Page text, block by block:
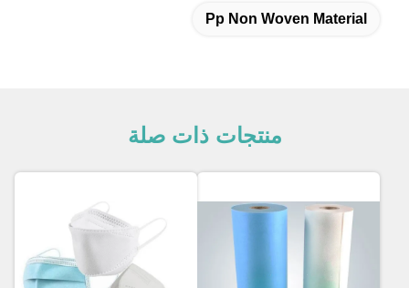
Pp Non Woven Material
منتجات ذات صلة